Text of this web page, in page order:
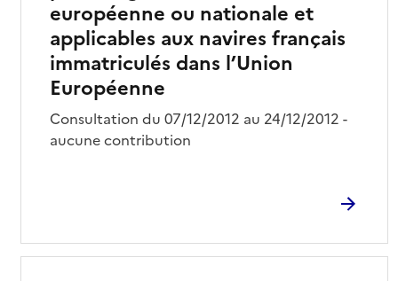
européenne ou nationale et
applicables aux navires français
immatriculés dans l’Union
Européenne
Consultation du 07/12/2012 au 24/12/2012 -
aucune contribution